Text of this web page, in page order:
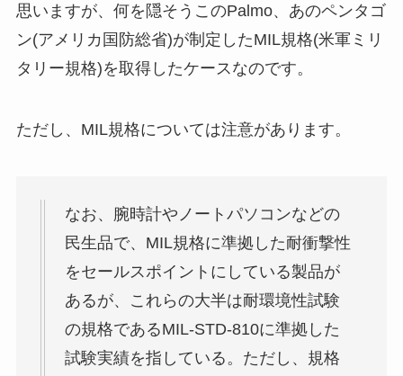
思いますが、何を隠そうこのPalmo、あのペンタゴ
ン(アメリカ国防総省)が制定したMIL規格(米軍ミリ
タリー規格)を取得したケースなのです。
ただし、MIL規格については注意があります。
なお、腕時計やノートパソコンなどの
民生品で、MIL規格に準拠した耐衝撃性
をセールスポイントにしている製品が
あるが、これらの大半は耐環境性試験
の規格であるMIL-STD-810に準拠した
試験実績を指している。ただし、規格